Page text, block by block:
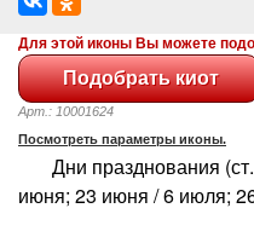
Для этой иконы Вы можете
Арт.: 10001624
Посмотреть параметры иконы.
Дни празднования (ст.
июня; 23 июня / 6 июля;